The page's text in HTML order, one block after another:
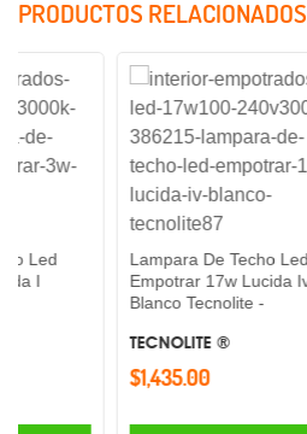
PRODUCTOS RELACIONADOS
Lampara De Techo Led
Empotrar 17w Lucida Iv
Blanco Tecnolite -
TECNOLITE ®
$1,435.00